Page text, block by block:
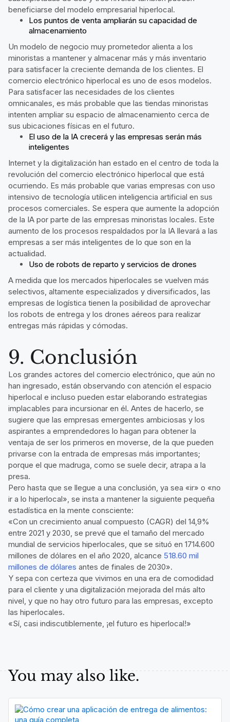
beneficiarse del modelo empresarial hiperlocal.
Los puntos de venta ampliarán su capacidad de
almacenamiento
Un modelo de negocio muy prometedor alienta a los
minoristas a mantener y almacenar más y más inventario
para satisfacer la creciente demanda de los clientes. El
comercio electrónico hiperlocal es uno de esos modelos.
Para satisfacer las necesidades de los clientes
omnicanales, es más probable que las tiendas minoristas
intenten ampliar su espacio de almacenamiento cerca de
sus ubicaciones físicas en el futuro.
El uso de la IA crecerá y las empresas serán más
inteligentes
Internet y la digitalización han estado en el centro de toda la
revolución del comercio electrónico hiperlocal que está
ocurriendo. Es más probable que varias empresas con uso
intensivo de tecnología utilicen inteligencia artificial en sus
procesos comerciales. Se espera que aumente la adopción
de la IA por parte de las empresas minoristas locales. Este
aumento de los procesos respaldados por la IA llevará a las
empresas a ser más inteligentes de lo que son en la
actualidad.
Uso de robots de reparto y servicios de drones
A medida que los mercados hiperlocales se vuelven más
selectivos, altamente especializados y diversificados, las
empresas de logística tienen la posibilidad de aprovechar
los robots de entrega y los drones aéreos para realizar
entregas más rápidas y cómodas.
9. Conclusión
Los grandes actores del comercio electrónico, que aún no
han ingresado, están observando con atención el espacio
hiperlocal e incluso pueden estar elaborando estrategias
implacables para incursionar en él. Antes de hacerlo, se
sugiere que las empresas emergentes ambiciosas y los
aspirantes a emprendedores lo hagan para obtener la
ventaja de ser los primeros en moverse, de la que pueden
privarse con la entrada de empresas más importantes;
porque el que madruga, como se suele decir, atrapa a la
presa.
Pero hasta que se llegue a una conclusión, ya sea «ir» o «no
ir a lo hiperlocal», se insta a mantener la siguiente pequeña
estadística en la mente consciente:
«Con un crecimiento anual compuesto (CAGR) del 14,9%
entre 2021 y 2030, se prevé que el tamaño del mercado
mundial de servicios hiperlocales, que se situó en 1714.600
millones de dólares en el año 2020, alcance 518.60 mil
millones de dólares antes de finales de 2030».
Y sepa con certeza que vivimos en una era de comodidad
para el cliente y una digitalización mejorada del más alto
nivel, y que no hay otro futuro para las empresas, excepto
las hiperlocales.
«Sí, casi indiscutiblemente, ¡el futuro es hiperlocal!»
You may also like.